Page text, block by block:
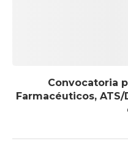
Convocatoria
Farmacéuticos,